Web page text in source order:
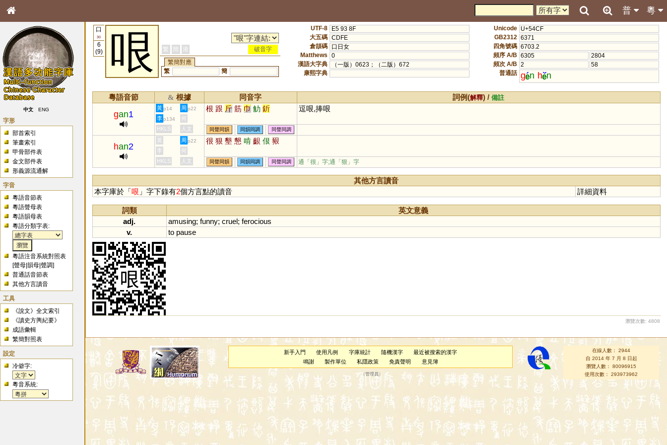
粵
普
中文 ENG
字形
部首索引
筆畫索引
甲骨部件表
金文部件表
形義源流通解
字音
粵語音節表
粵語聲母表
粵語韻母表
粵語分類字表:
粵語注音系統對照表
[聲母 |韻母 |聲調]
普通話音節表
其他方言讀音
工具
《說文》全文索引
《讀史方輿紀要》
成語彙輯
繁簡對照表
設定
冷僻字:
粵音系統:
口
30
6
(9)
哏 繁 簡 港
破音字
繁簡對應
繁
簡
UTF-8
E5 93 8F
大五碼 CDFE
倉頡碼
口日女
Matthews
0
漢語大字典
（一版）0623；（二版）672
康熙字典
Unicode U+54CF
GB2312 6371
四角號碼 6703.2
頻序 A/B 6305
2804
頻次 A/B 2
58
普通話 g n h n
粵語音節 & 根據 同音字 詞例(解釋) /備註
gan1
黃 p14 周 p22 根 跟 斤 筋 巾 觔 釿 逗哏,捧哏
李 p134
何
HKLS
人文 同聲同韻 同韻同調 同聲同調
han2
黃 周 p22 很 狠 墾 懇 啃 齦 佷 豤
李
何
HKLS
人文 同聲同韻 同韻同調 同聲同調 通「很」字;通「狠」字
其他方言讀音
本字庫於「 哏 」字下錄有2個方言點的讀音 詳細資料
詞類
英文意義
adj.
amusing; funny; cruel; ferocious
v.
to pause
瀏覽次數: 4808
新手入門 使用凡例 字庫統計 隨機漢字
最近被搜索的漢字
鳴謝
製作單位 私隱政策 免責聲明 意見簿
（管理員 ）
在線人數： 2944
自 2014 年 7 月 8 日起
瀏覽人數： 80096915
使用次數： 293973962